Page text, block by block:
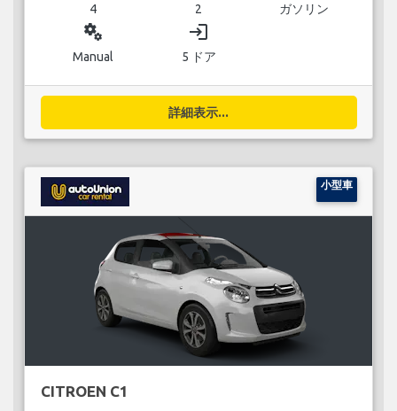
4 2 ガソリン
miscellaneous_services
Manual
login
5 ドア
詳細表示...
小型車
CITROEN C1